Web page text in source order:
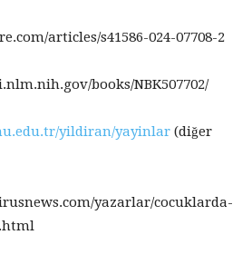
articles/s41586-024-07708-2
books/NBK507702/
yildiran/yayinlar (diğer
yazarlar/cocuklarda-